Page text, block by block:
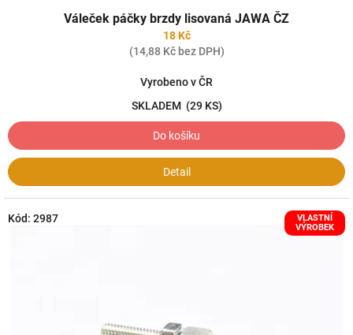
Váleček páčky brzdy lisovaná JAWA ČZ
18 Kč
(14,88 Kč bez DPH)
Vyrobeno v ČR
SKLADEM (29 KS)
Do košíku
Detail
VLASTNÍ
VÝROBEK
Kód: 2987